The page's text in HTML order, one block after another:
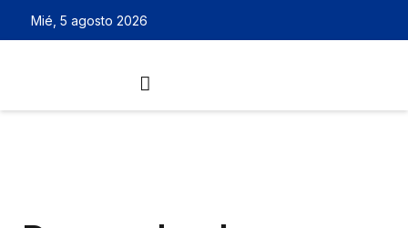
Mié, 5 agosto 2026